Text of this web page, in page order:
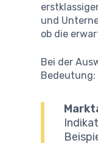
und
ob die
Bei der
Bedeutung: